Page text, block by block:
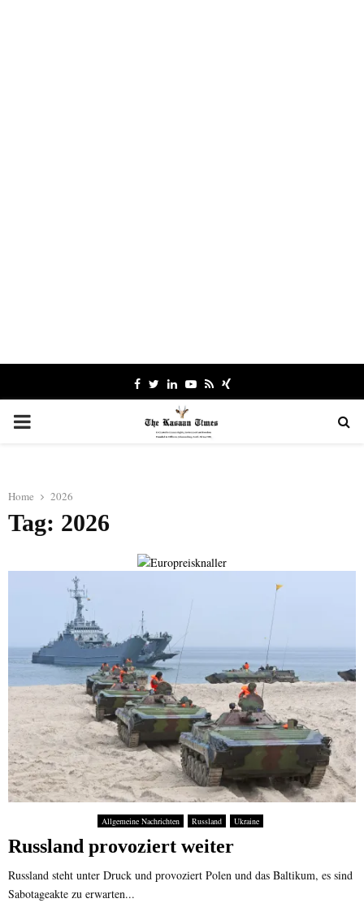
Facebook
TwitterLinkedinYoutube
RssXing
PRIMARY
Home 2026
Tag: 2026
Allgemeine Nachrichten Russland Ukraine
Russland provoziert weiter
Russland steht unter Druck und provoziert Polen und das Baltikum, es sind
Sabotageakte zu erwarten...